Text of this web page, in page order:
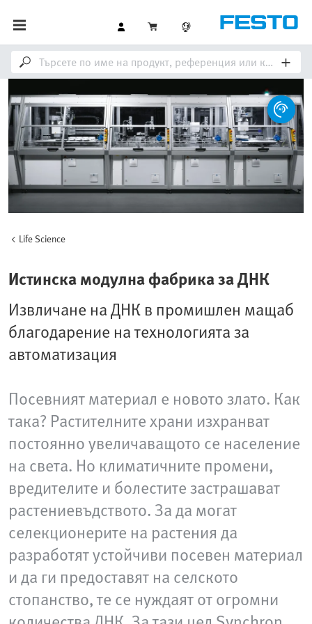
Life Science
Истинска модулна фабрика за ДНК
Извличане на ДНК в промишлен мащаб
благодарение на технологията за
автоматизация
Посевният материал е новото злато. Как
така? Растителните храни изхранват
постоянно увеличаващото се население
на света. Но климатичните промени,
вредителите и болестите застрашават
растениевъдството. За да могат
селекционерите на растения да
разработят устойчиви посевен материал
и да ги предоставят на селското
стопанство, те се нуждаят от огромни